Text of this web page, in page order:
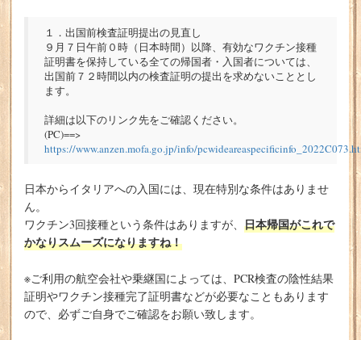
１．出国前検査証明提出の見直し
９月７日午前０時（日本時間）以降、有効なワクチン接種
証明書を保持している全ての帰国者・入国者については、
出国前７２時間以内の検査証明の提出を求めないこととし
ます。
詳細は以下のリンク先をご確認ください。
(PC)==>
https://www.anzen.mofa.go.jp/info/
日本からイタリアへの入国には、現在特別な条件はありませ
ん。
ワクチン3回接種という条件はありますが、 日本帰国がこれで
かなりスムーズになりますね！
※ご利用の航空会社や乗継国によっては、PCR検査の陰性結果
証明やワクチン接種完了証明書などが必要なこともあります
ので、必ずご自身でご確認をお願い致します。